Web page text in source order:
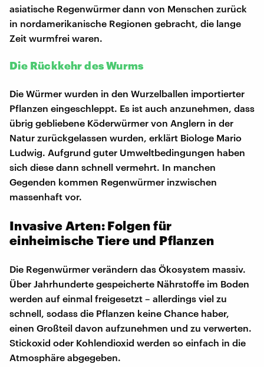
asiatische Regenwürmer dann von Menschen zurück
in nordamerikanische Regionen gebracht, die lange
Zeit wurmfrei waren.
Die Rückkehr des Wurms
Die Würmer wurden in den Wurzelballen importierter
Pflanzen eingeschleppt. Es ist auch anzunehmen, dass
übrig gebliebene Köderwürmer von Anglern in der
Natur zurückgelassen wurden, erklärt Biologe Mario
Ludwig. Aufgrund guter Umweltbedingungen haben
sich diese dann schnell vermehrt. In manchen
Gegenden kommen Regenwürmer inzwischen
massenhaft vor.
Invasive Arten: Folgen für
einheimische Tiere und Pflanzen
Die Regenwürmer verändern das Ökosystem massiv.
Über Jahrhunderte gespeicherte Nährstoffe im Boden
werden auf einmal freigesetzt – allerdings viel zu
schnell, sodass die Pflanzen keine Chance haber,
einen Großteil davon aufzunehmen und zu verwerten.
Stickoxid oder Kohlendioxid werden so einfach in die
Atmosphäre abgegeben.